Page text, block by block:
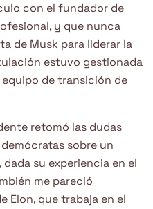
con el fundador de
y que nunca
de Musk para liderar la
estuvo gestionada
de transición de
retomó las dudas
sobre un
su experiencia en el
me pareció
Elon, que trabaja en el